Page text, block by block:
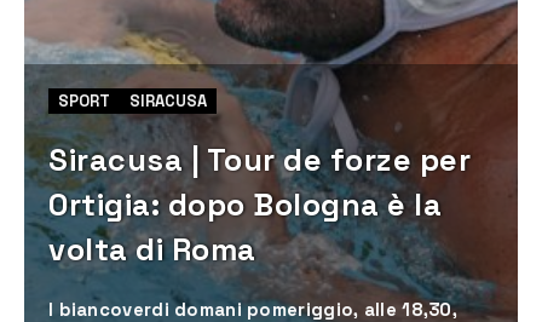
SPORT SIRACUSA
Siracusa | Tour de forze per
Ortigia: dopo Bologna è la
volta di Roma
I biancoverdi domani pomeriggio, alle 18,30,